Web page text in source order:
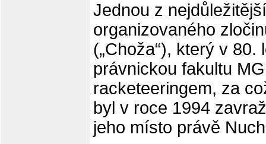
Jednou z
organizovaného
(„Choža“), který v
právnickou fakultu
racketeeringem, za
byl v roce 1994
jeho místo právě